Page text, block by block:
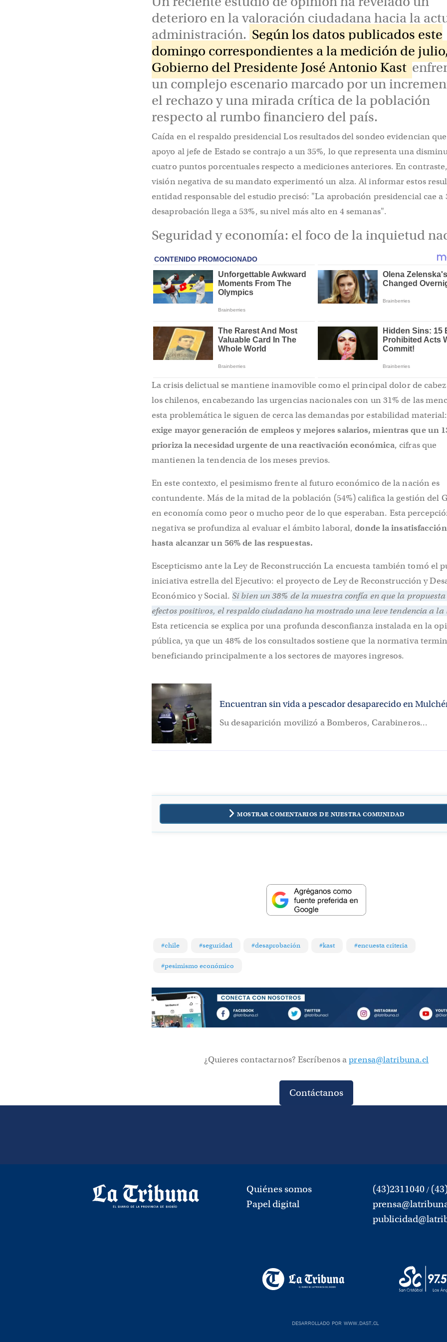
deterioro en la valoración ciudadana hacia la
administración. Según los datos publicados este
domingo correspondientes a la medición de
Gobierno del Presidente José Antonio Kast
un complejo escenario marcado por un
el rechazo y una mirada crítica de la población
respecto al rumbo financiero del país.
Caída en el respaldo presidencial Los resultados del sondeo evidencian
apoyo al jefe de Estado se contrajo a un 35%, lo que representa una
cuatro puntos porcentuales respecto a mediciones anteriores. En
visión negativa de su mandato experimentó un alza. Al informar estos
entidad responsable del estudio precisó: "La aprobación presidencial cae a
desaprobación llega a 53%, su nivel más alto en 4 semanas".
Seguridad y economía: el foco de la inquietud
La crisis delictual se mantiene inamovible como el principal dolor de
los chilenos, encabezando las urgencias nacionales con un 31% de las
esta problemática le siguen de cerca las demandas por estabilidad
exige mayor generación de empleos y mejores salarios, mientras que un
prioriza la necesidad urgente de una reactivación económica, cifras que
mantienen la tendencia de los meses previos.
En este contexto, el pesimismo frente al futuro económico de la nación es
contundente. Más de la mitad de la población (54%) califica la gestión del
en economía como peor o mucho peor de lo que esperaban. Esta
negativa se profundiza al evaluar el ámbito laboral,donde la
hasta alcanzar un 56% de las respuestas.
Escepticismo ante la Ley de Reconstrucción La encuesta también tomó el
iniciativa estrella del Ejecutivo: el proyecto de Ley de Reconstrucción y
Económico y Social. Si bien un 38% de la muestra confía en que la
efectos positivos, el respaldo ciudadano ha mostrado una leve tendencia a
Esta reticencia se explica por una profunda desconfianza instalada en la
pública, ya que un 48% de los consultados sostiene que la normativa
beneficiando principalmente a los sectores de mayores ingresos.
Encuentran sin vida a pescador desaparecido en
Su desaparición movilizó a Bomberos, Carabineros...
MOSTRAR COMENTARIOS DE NUESTRA COMUNIDAD
#chile #seguridad #desaprobación #kast #encuesta criteria
#pesimismo económico
¿Quieres contactarnos? Escríbenos aprensa@latribuna.cl
Contáctanos
Quiénes somos
Papel digital
(43)2311040 /
desarrollado por www.dast.cl